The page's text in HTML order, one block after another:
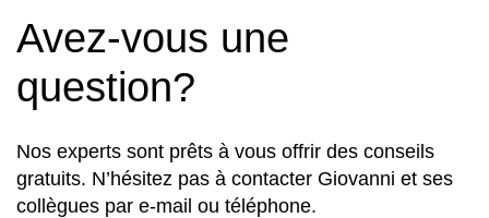
Avez-vous une
question?
Nos experts sont prêts à vous offrir des conseils
gratuits. N’hésitez pas à contacter Giovanni et ses
collègues par e-mail ou téléphone.